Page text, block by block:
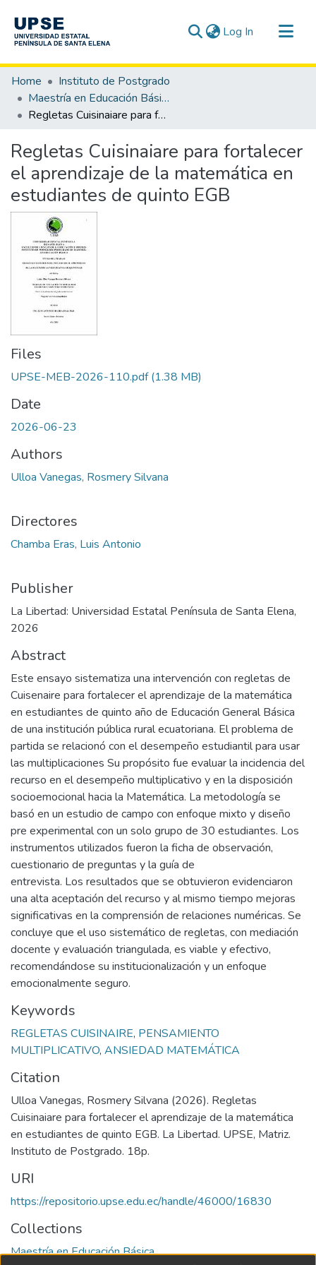
Log In (current)
Communities & Collections
All of DSpace
Statistics
Home
Instituto de Postgrado
Maestría en Educación Básica
Regletas Cuisinaiare para fortalecer el aprendizaje de la matemática en estudiantes de quinto EGB
Regletas Cuisinaiare para fortalecer
el aprendizaje de la matemática en
estudiantes de quinto EGB
Files
UPSE-MEB-2026-110.pdf(1.38 MB)
Date
2026-06-23
Authors
Ulloa Vanegas, Rosmery Silvana
Directores
Chamba Eras, Luis Antonio
Publisher
La Libertad: Universidad Estatal Península de Santa Elena,
2026
Abstract
Este ensayo sistematiza una intervención con regletas de
Cuisenaire para fortalecer el aprendizaje de la matemática
en estudiantes de quinto año de Educación General Básica
de una institución pública rural ecuatoriana. El problema de
partida se relacionó con el desempeño estudiantil para usar
las multiplicaciones Su propósito fue evaluar la incidencia del
recurso en el desempeño multiplicativo y en la disposición
socioemocional hacia la Matemática. La metodología se
basó en un estudio de campo con enfoque mixto y diseño
pre experimental con un solo grupo de 30 estudiantes. Los
instrumentos utilizados fueron la ficha de observación,
cuestionario de preguntas y la guía de
entrevista. Los resultados que se obtuvieron evidenciaron
una alta aceptación del recurso y al mismo tiempo mejoras
significativas en la comprensión de relaciones numéricas. Se
concluye que el uso sistemático de regletas, con mediación
docente y evaluación triangulada, es viable y efectivo,
recomendándose su institucionalización y un enfoque
emocionalmente seguro.
Keywords
REGLETAS CUISINAIRE, PENSAMIENTO
MULTIPLICATIVO, ANSIEDAD MATEMÁTICA
Citation
Ulloa Vanegas, Rosmery Silvana (2026). Regletas
Cuisinaiare para fortalecer el aprendizaje de la matemática
en estudiantes de quinto EGB. La Libertad. UPSE, Matriz.
Instituto de Postgrado. 18p.
URI
https://repositorio.upse.edu.ec/handle/46000/16830
Collections
Maestría en Educación Básica